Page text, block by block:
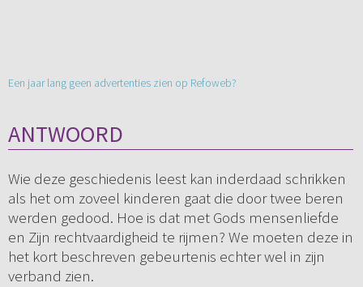
Een jaar lang geen advertenties zien op Refoweb?
ANTWOORD
Wie deze geschiedenis leest kan inderdaad schrikken
als het om zoveel kinderen gaat die door twee beren
werden gedood. Hoe is dat met Gods mensenliefde
en Zijn rechtvaardigheid te rijmen? We moeten deze in
het kort beschreven gebeurtenis echter wel in zijn
verband zien.